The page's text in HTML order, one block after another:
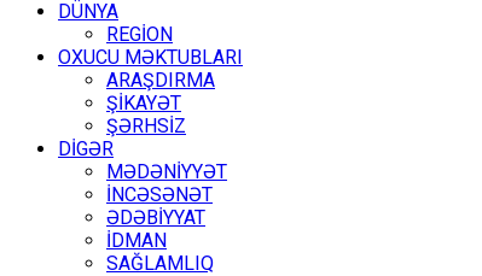
DÜNYA
REGİON
OXUCU MƏKTUBLARI
ARAŞDIRMA
ŞİKAYƏT
ŞƏRHSİZ
DİGƏR
MƏDƏNİYYƏT
İNCƏSƏNƏT
ƏDƏBİYYAT
İDMAN
SAĞLAMLIQ